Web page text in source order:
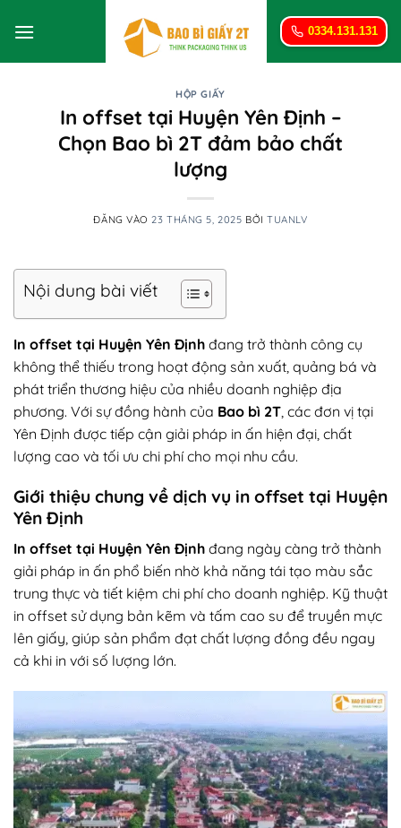
qua
0334.131.131
HỘP GIẤY
In offset tại Huyện Yên Định –
Chọn Bao bì 2T đảm bảo chất
lượng
ĐĂNG VÀO23 THÁNG 5, 2025 BỞITUANLV
Nội dung bài viết
In offset tại Huyện Yên Định đang trở thành công cụ
không thể thiếu trong hoạt động sản xuất, quảng bá và
phát triển thương hiệu của nhiều doanh nghiệp địa
phương. Với sự đồng hành của Bao bì 2T , các đơn vị tại
Yên Định được tiếp cận giải pháp in ấn hiện đại, chất
lượng cao và tối ưu chi phí cho mọi nhu cầu.
Giới thiệu chung về dịch vụ in offset tại Huyện
Yên Định
In offset tại Huyện Yên Định đang ngày càng trở thành
giải pháp in ấn phổ biến nhờ khả năng tái tạo màu sắc
trung thực và tiết kiệm chi phí cho doanh nghiệp. Kỹ thuật
in offset sử dụng bản kẽm và tấm cao su để truyền mực
lên giấy, giúp sản phẩm đạt chất lượng đồng đều ngay
cả khi in với số lượng lớn.